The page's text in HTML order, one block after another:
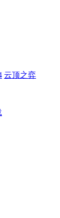
云顶之弈